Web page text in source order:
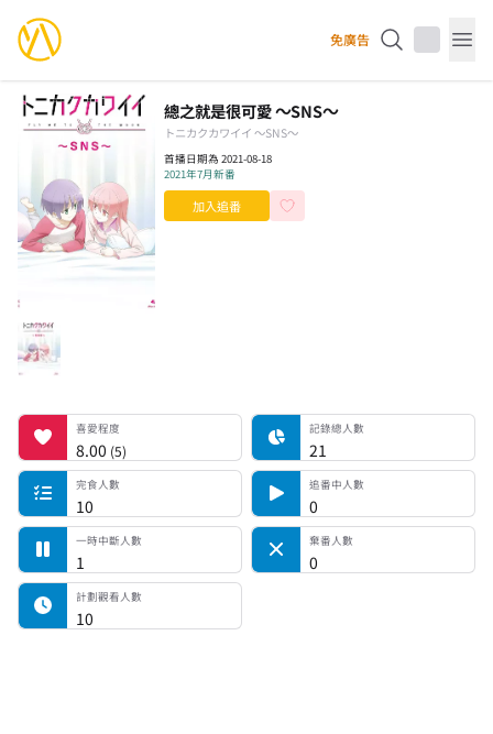
YourAnimes 你的動畫 免廣告
總之就是很可愛 ～SNS～
トニカクカワイイ ～SNS～
首播日期為 2021-08-18
2021年7月新番
加入追番
喜愛程度喜愛程度
8.00 (5)
記錄總人數 記錄總人數
21
完食人數
完食人數
10
追番中人數
追番中人數
0
一時中斷人數
一時中斷人數
1
棄番人數
棄番人數
0
計劃觀看人數
計劃觀看人數
10